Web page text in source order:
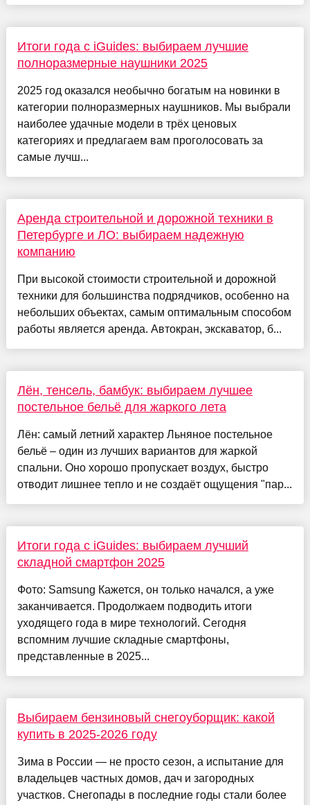
Итоги года с iGuides: выбираем лучшие
полноразмерные наушники 2025
2025 год оказался необычно богатым на новинки в
категории полноразмерных наушников. Мы выбрали
наиболее удачные модели в трёх ценовых
категориях и предлагаем вам проголосовать за
самые лучш...
Аренда строительной и дорожной техники в
Петербурге и ЛО: выбираем надежную
компанию
При высокой стоимости строительной и дорожной
техники для большинства подрядчиков, особенно на
небольших объектах, самым оптимальным способом
работы является аренда. Автокран, экскаватор, б...
Лён, тенсель, бамбук: выбираем лучшее
постельное бельё для жаркого лета
Лён: самый летний характер Льняное постельное
бельё – один из лучших вариантов для жаркой
спальни. Оно хорошо пропускает воздух, быстро
отводит лишнее тепло и не создаёт ощущения "пар...
Итоги года с iGuides: выбираем лучший
складной смартфон 2025
Фото: Samsung Кажется, он только начался, а уже
заканчивается. Продолжаем подводить итоги
уходящего года в мире технологий. Сегодня
вспомним лучшие складные смартфоны,
представленные в 2025...
Выбираем бензиновый снегоуборщик: какой
купить в 2025-2026 году
Зима в России — не просто сезон, а испытание для
владельцев частных домов, дач и загородных
участков. Снегопады в последние годы стали более